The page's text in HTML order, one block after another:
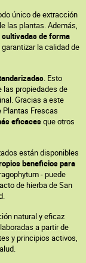
único de extracción
las plantas. Además,
cultivadas de forma
la calidad de
. Esto
las propiedades de
Gracias a este
Plantas Frescas
eficacesque otros
están disponibles
beneficios para
- puede
de hierba de San
natural y eficaz
a partir de
y principios activos,